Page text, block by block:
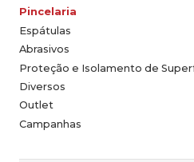
Pincelaria
Espátulas
Abrasivos
Proteção e Isolamento de
Diversos
Outlet
Campanhas